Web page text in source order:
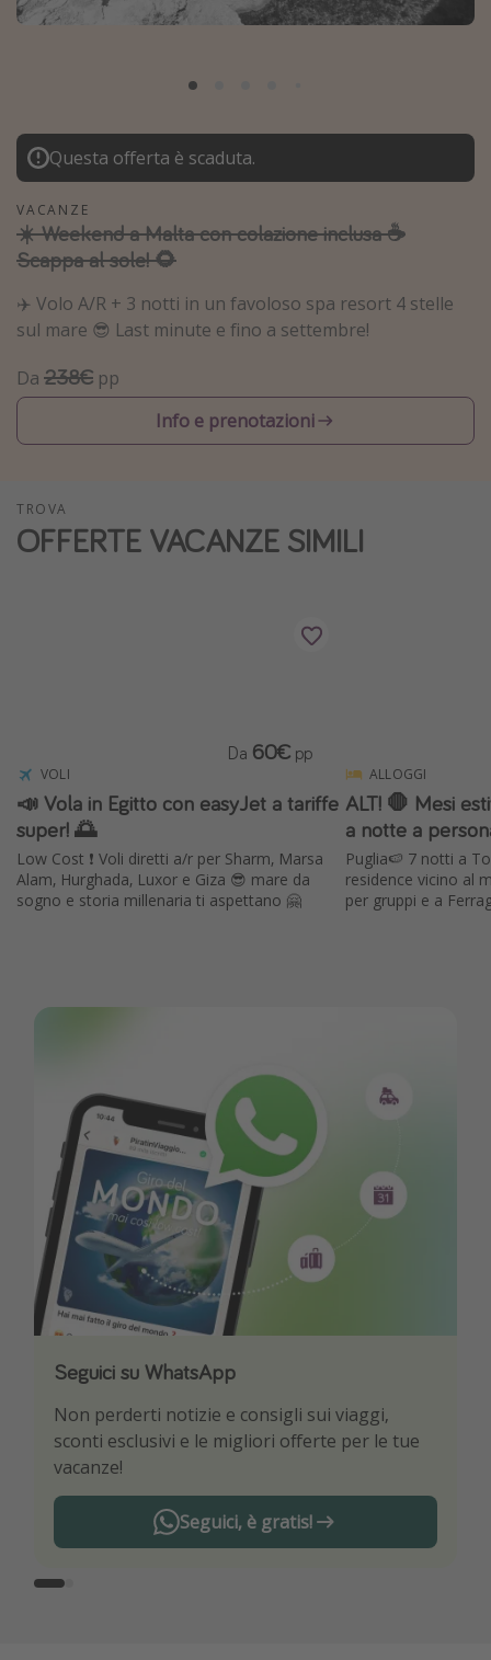
Grecia
Tunisia
Malta
Canarie
Capo Verde
Tipo di vacanza
Vacanze last minute
Vacanze all inclusive
Vacanze estate 2026
Vacanze di Pasqua 2026
Vacanze con bambini
Vacanze al mare
Festività del 2026
Città più visitate
Questa offerta è scaduta.
VACANZE
☀️ Weekend a Malta con colazione inclusa ☕️
Scappa al sole! 🌻
✈️ Volo A/R + 3 notti in un favoloso spa resort 4 stelle
sul mare 😎 Last minute e fino a settembre!
Da 238€ pp
Info e prenotazioni
TROVA
OFFERTE VACANZE SIMILI
VOLI
📣 Vola in Egitto con easyJet a tariffe
super! 🌅
Low Cost ❗️ Voli diretti a/r per Sharm, Marsa
Alam, Hurghada, Luxor e Giza 😎 mare da
sogno e storia millenaria ti aspettano 🤗
Da 60€ pp
ALLOGGI
ALT! 🛑 Mesi
a notte a
Puglia🍉 7 notti a
residence vicino al
per gruppi e a
Seguici su WhatsApp
Non perderti notizie e consigli sui viaggi,
sconti esclusivi e le migliori offerte per le tue
vacanze!
Seguici, è gratis!
Scarica la nostra App
Sii il primo a conoscere le migliori offerte di
viaggio